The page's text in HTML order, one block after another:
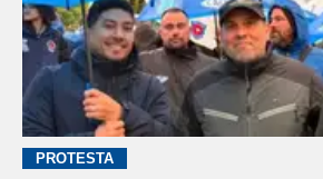
PROTESTA